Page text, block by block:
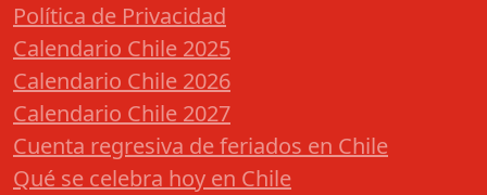
Política de Privacidad
Calendario Chile 2025
Calendario Chile 2026
Calendario Chile 2027
Cuenta regresiva de feriados en Chile
Qué se celebra hoy en Chile